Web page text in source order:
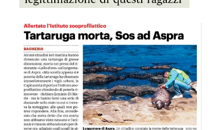
GDS 12/04/2023 Tartaruga morta Sos ad Aspra